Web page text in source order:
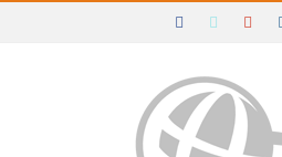
IGUAÍ E SUDOESTE DA BAHIA